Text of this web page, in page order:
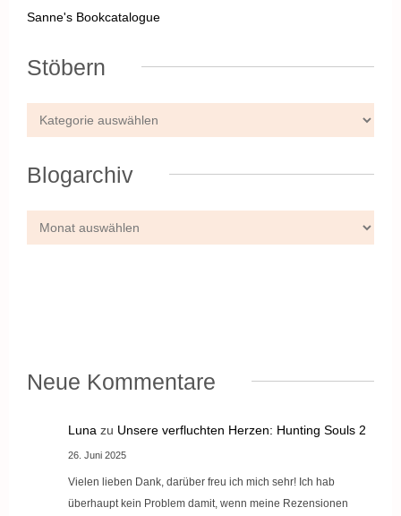
Sanne's Bookcatalogue
Stöbern
Blogarchiv
Neue Kommentare
Luna zu Unsere verfluchten Herzen: Hunting Souls 2
26. Juni 2025
Vielen lieben Dank, darüber freu ich mich sehr! Ich hab
überhaupt kein Problem damit, wenn meine Rezensionen